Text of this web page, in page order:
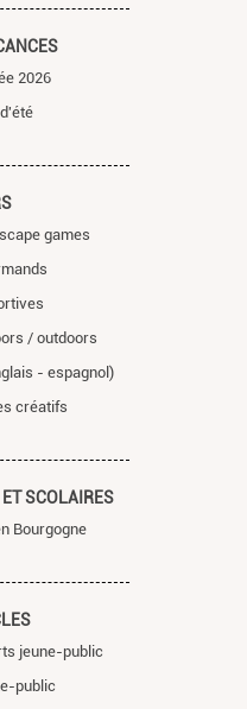
2026
games
/ outdoors
- espagnol)
créatifs
SCOLAIRES
Bourgogne
jeune-public
public